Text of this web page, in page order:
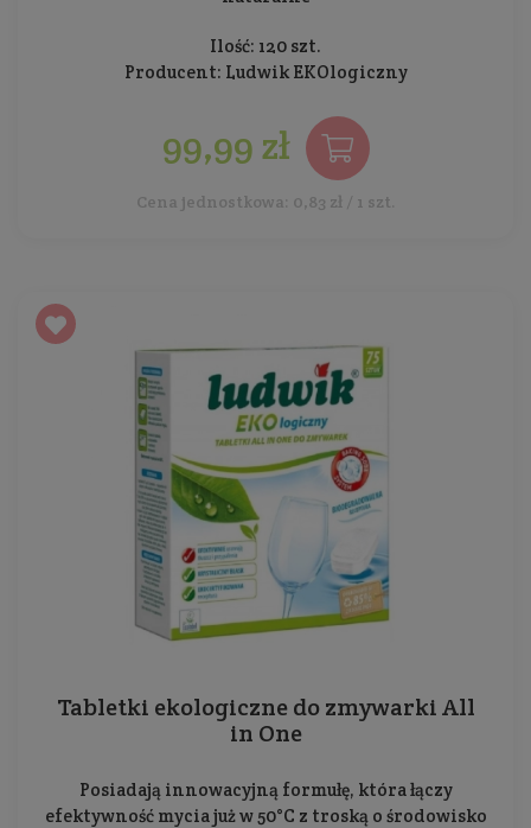
Ilość: 120 szt.
Producent: Ludwik EKOlogiczny
99,99 zł
Cena jednostkowa: 0,83 zł / 1 szt.
Tabletki ekologiczne do zmywarki All
in One
Posiadają innowacyjną formułę, która łączy
efektywność mycia już w 50°C z troską o środowisko